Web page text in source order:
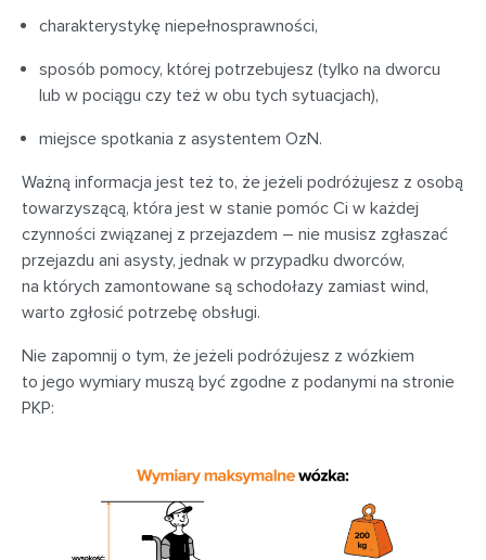
charakterystykę niepełnosprawności,
sposób pomocy, której potrzebujesz (tylko na dworcu
lub w pociągu czy też w obu tych sytuacjach),
miejsce spotkania z asystentem OzN.
Ważną informacja jest też to, że jeżeli podróżujesz z osobą
towarzyszącą, która jest w stanie pomóc Ci w każdej
czynności związanej z przejazdem – nie musisz zgłaszać
przejazdu ani asysty, jednak w przypadku dworców,
na których zamontowane są schodołazy zamiast wind,
warto zgłosić potrzebę obsługi.
Nie zapomnij o tym, że jeżeli podróżujesz z wózkiem
to jego wymiary muszą być zgodne z podanymi na stronie
PKP: